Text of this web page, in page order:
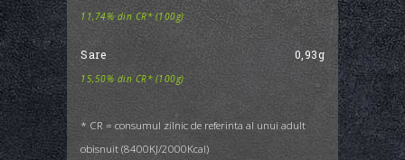
11,74% din CR* (100g)
Sare 0,93g
15,50% din CR* (100g)
* CR = consumul zilnic de referinta al unui adult
obisnuit (8400KJ/2000Kcal)